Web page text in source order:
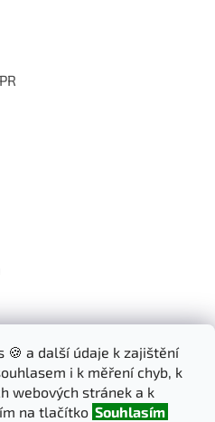
🍪 a další údaje k zajištění
i k měření chyb, k
webových stránek a k
na tlačítko Souhlasím
zasílat informace o nových